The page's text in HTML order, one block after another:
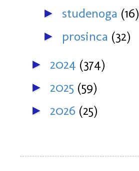
► studenoga (16)
► prosinca (32)
► 2024 (374)
► 2025 (59)
► 2026 (25)